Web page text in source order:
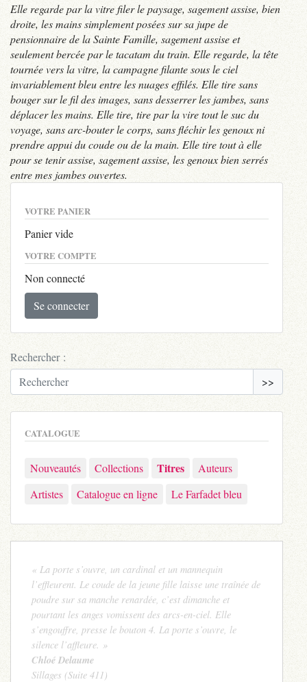
Elle regarde par la vitre filer le paysage, sagement assise, bien
droite, les mains simplement posées sur sa jupe de
pensionnaire de la Sainte Famille, sagement assise et
seulement bercée par le tacatam du train. Elle regarde, la tête
tournée vers la vitre, la campagne filante sous le ciel
invariablement bleu entre les nuages effilés. Elle tire sans
bouger sur le fil des images, sans desserrer les jambes, sans
déplacer les mains. Elle tire, tire par la vire tout le suc du
voyage, sans arc-bouter le corps, sans fléchir les genoux ni
prendre appui du coude ou de la main. Elle tire tout à elle
pour se tenir assise, sagement assise, les genoux bien serrés
entre mes jambes ouvertes.
VOTRE PANIER
Panier vide
VOTRE COMPTE
Non connecté
Se connecter
Rechercher :
>>
CATALOGUE
Nouveautés Collections Titres
Auteurs
Artistes
Catalogue en ligne Le Farfadet bleu
« La porte s’ouvre, un cardinal et un mannequin
l’effleurent. Le coude de la jeune fille laisse une traînée de
poudre sur sa manche renardée, c’est dimanche et
pourtant les anges vomissent des arcs-en-ciel. Elle
s’engouffre, presse le bouton 4. La porte s’ouvre, le
silence l’affleure. »
Chloé Delaume
Sillages (Suite 411)